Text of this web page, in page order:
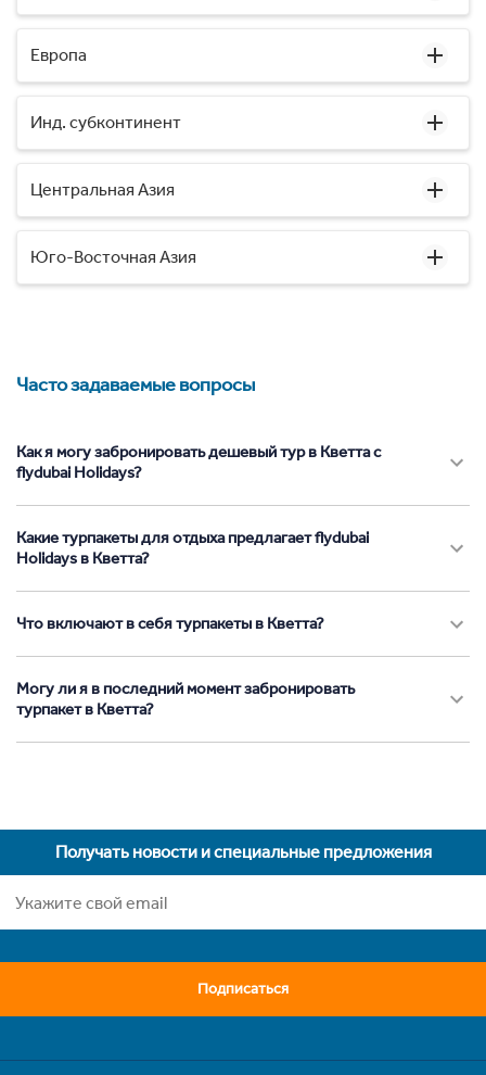
Европа
Инд. субконтинент
Центральная Азия
Юго-Восточная Азия
Часто задаваемые вопросы
Как я могу забронировать дешевый тур в Кветта с
flydubai Holidays?
Какие турпакеты для отдыха предлагает flydubai
Holidays в Кветта?
Что включают в себя турпакеты в Кветта?
Могу ли я в последний момент забронировать
турпакет в Кветта?
Получать новости и специальные предложения
Подписаться